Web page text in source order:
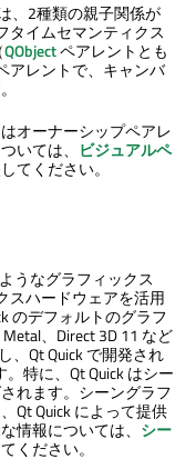
、2種類の親子関係が
タイムセマンティクス
QObjectペアレントとも
アレントで、キャンバ
オーナーシップペアレ
いては、 ビジュアルペ
てください。
ようなグラフィックス
スハードウェアを活用
のデフォルトのグラフ
、Direct 3D 11 など
Qt Quickで開発され
特に、 Qt Quickはシー
れます。シーングラフ
Qt Quickによって提供
情報については、 シー
ください。